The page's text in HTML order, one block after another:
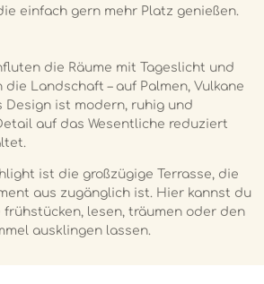
einfach gern mehr Platz genießen.
die Räume mit Tageslicht und
Landschaft – auf Palmen, Vulkane
Design ist modern, ruhig und
auf das Wesentliche reduziert
ist die großzügige Terrasse, die
aus zugänglich ist. Hier kannst du
lesen, träumen oder den
ausklingen lassen.